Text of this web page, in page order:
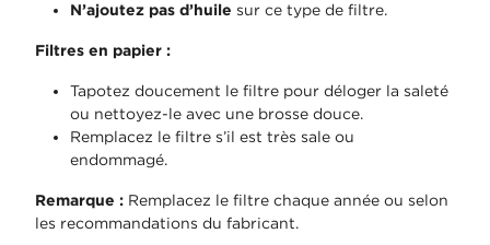
N’ajoutez pas d’huile sur ce type de filtre.
Filtres en papier :
Tapotez doucement le filtre pour déloger la saleté
ou nettoyez-le avec une brosse douce.
Remplacez le filtre s’il est très sale ou
endommagé.
Remarque : Remplacez le filtre chaque année ou selon
les recommandations du fabricant.